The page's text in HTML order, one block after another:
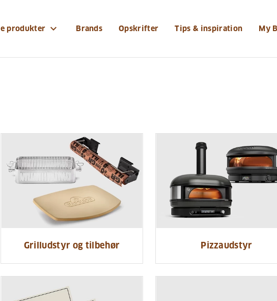
produkter expand_more Brands Opskrifter Tips & inspiration My
Grilludstyr og tilbehør Pizzaudstyr